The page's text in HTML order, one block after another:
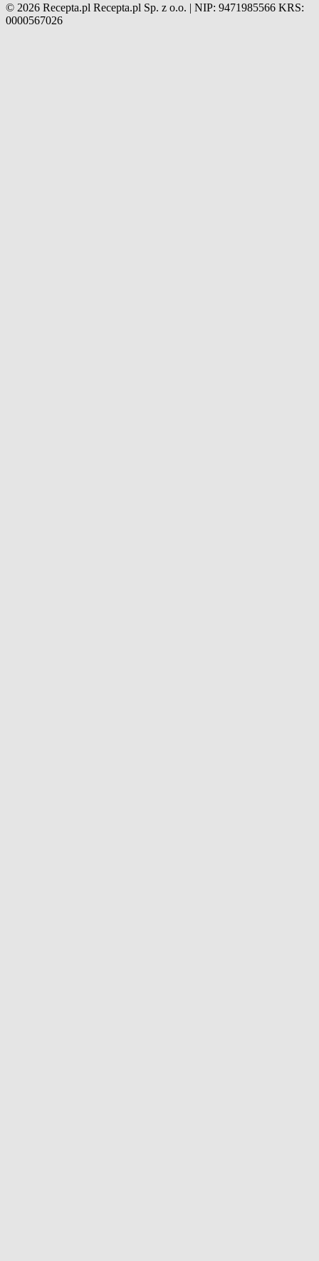
© 2026 Recepta.pl Recepta.pl Sp. z o.o. | NIP: 9471985566 KRS:
0000567026